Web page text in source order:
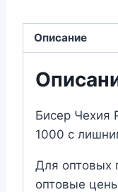
Описание
Бисер Чехия
1000 с
Для оптовых
оптовые